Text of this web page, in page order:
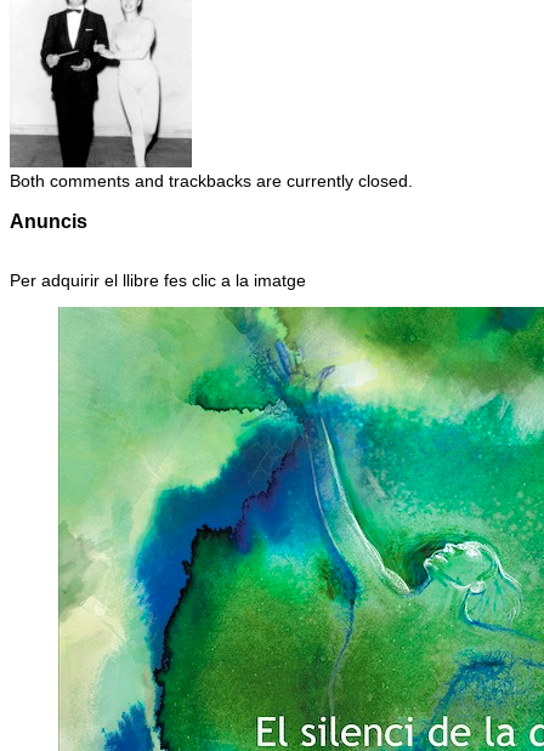
Both comments and trackbacks are currently closed.
Anuncis
Per adquirir el llibre fes clic a la imatge